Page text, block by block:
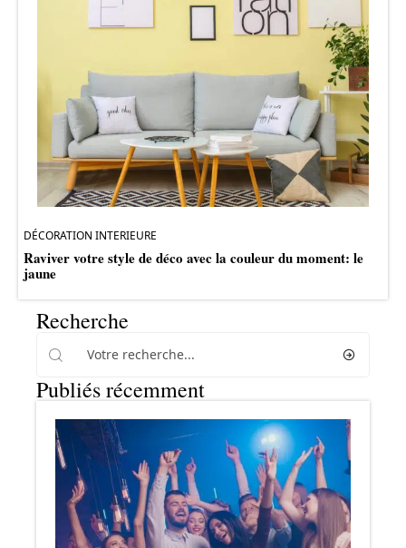
DÉCORATION INTERIEURE
Raviver votre style de déco avec la couleur du moment: le
jaune
Recherche
Publiés récemment